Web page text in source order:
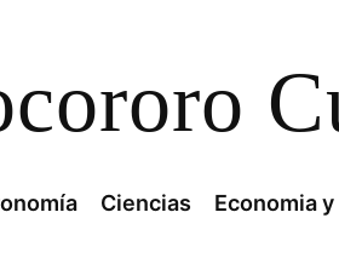
Ciencias Economia